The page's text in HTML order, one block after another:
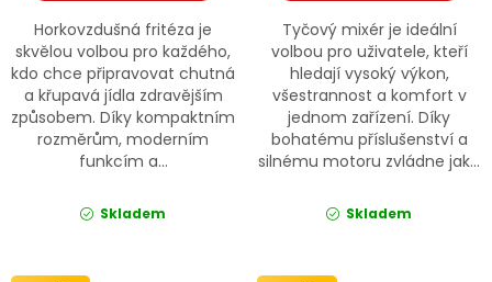
Horkovzdušná fritéza je
skvělou volbou pro každého,
kdo chce připravovat chutná
a křupavá jídla zdravějším
způsobem. Díky kompaktním
rozměrům, moderním
funkcím a...
Skladem
Tyčový mixér je ideální
volbou pro uživatele, kteří
hledají vysoký výkon,
všestrannost a komfort v
jednom zařízení. Díky
bohatému příslušenství a
silnému motoru zvládne jak...
Skladem